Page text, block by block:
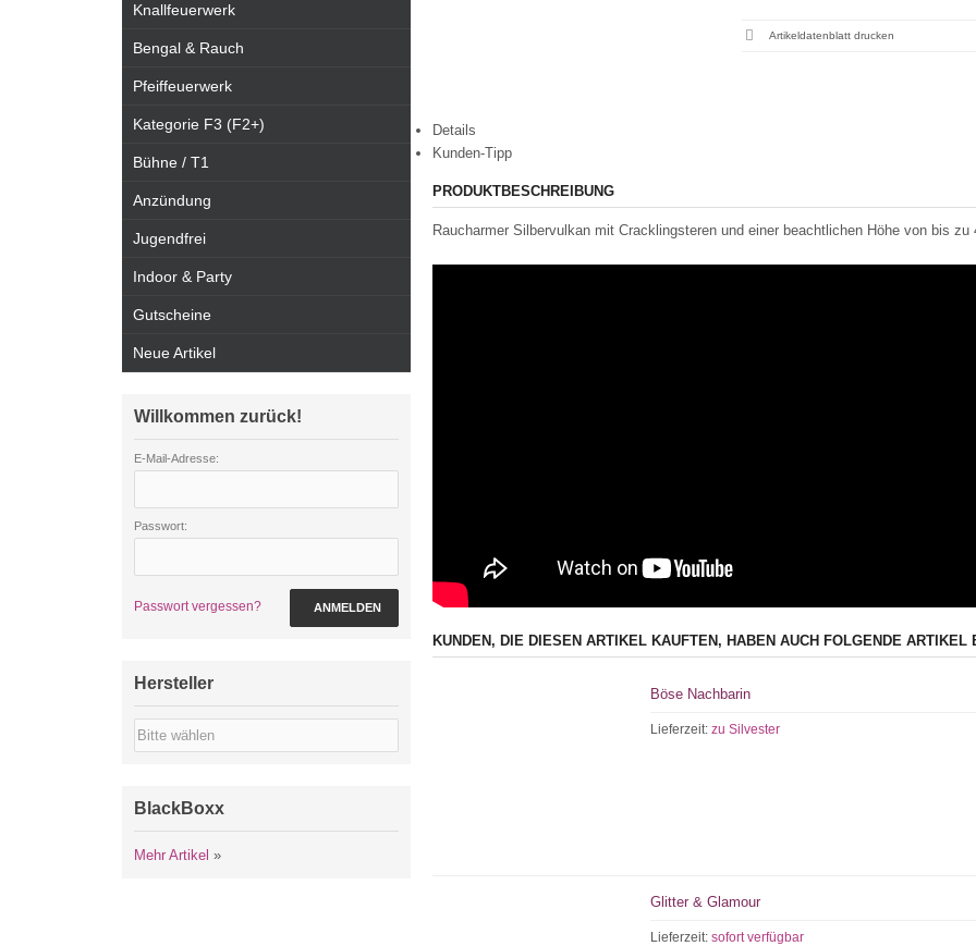
Artikeldatenblatt drucken
Details
Kunden-Tipp
PRODUKTBESCHREIBUNG
Raucharmer Silbervulkan mit Cracklingsteren und einer beachtlichen Höhe von bis zu
KUNDEN, DIE DIESEN ARTIKEL KAUFTEN, HABEN AUCH FOLGENDE ARTIKEL
Böse Nachbarin
Lieferzeit:zu Silvester
Glitter & Glamour
Lieferzeit:sofort verfügbar
Knallfeuerwerk
Bengal & Rauch
Pfeiffeuerwerk
Kategorie F3 (F2+)
Bühne / T1
Anzündung
Jugendfrei
Indoor & Party
Gutscheine
Neue Artikel
Willkommen zurück!
E-Mail-Adresse:
Passwort:
Passwort vergessen? ANMELDEN
Hersteller
BlackBoxx
Mehr Artikel »